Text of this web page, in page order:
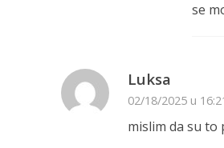
se
Luksa
02/18/2025 u
mislim da su